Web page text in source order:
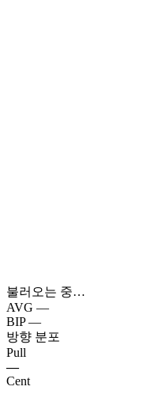
불러오는 중…
AVG —
BIP —
방향 분포
Pull
—
Cent